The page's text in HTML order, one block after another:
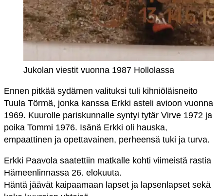
Jukolan viestit vuonna 1987 Hollolassa
Ennen pitkää sydämen valituksi tuli kihniöläisneito
Tuula Törmä, jonka kanssa Erkki asteli avioon vuonna
1969. Kuurolle pariskunnalle syntyi tytär Virve 1972 ja
poika Tommi 1976. Isänä Erkki oli hauska,
empaattinen ja opettavainen, perheensä tuki ja turva.
Erkki Paavola saatettiin matkalle kohti viimeistä rastia
Hämeenlinnassa 26. elokuuta.
Häntä jäävät kaipaamaan lapset ja lapsenlapset sekä